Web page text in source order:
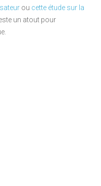
ou cette étude sur la
un atout pour